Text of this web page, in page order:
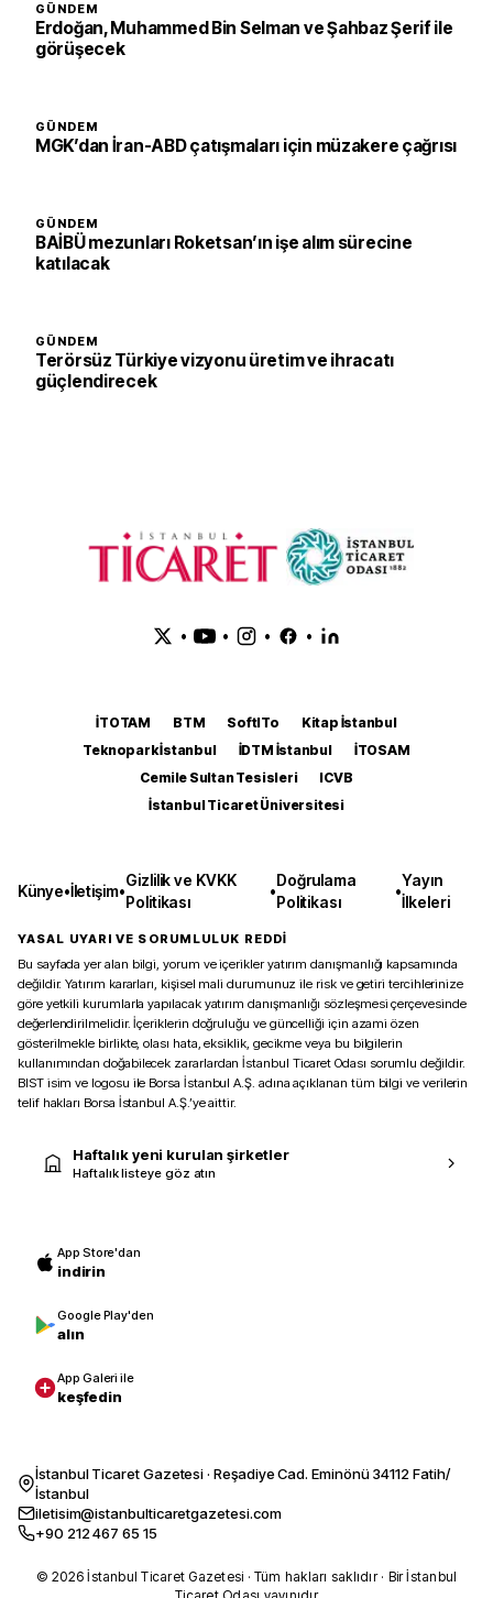
GÜNDEM
Erdoğan, Muhammed Bin Selman ve Şahbaz Şerif ile
görüşecek
GÜNDEM
MGK’dan İran-ABD çatışmaları için müzakere çağrısı
GÜNDEM
BAİBÜ mezunları Roketsan’ın işe alım sürecine
katılacak
GÜNDEM
Terörsüz Türkiye vizyonu üretim ve ihracatı
güçlendirecek
• • • •
İTOTAM BTM SoftITo
Kitap İstanbul
Teknopark İstanbul
İDTM İstanbul
İTOSAM
Cemile Sultan Tesisleri
ICVB
İstanbul Ticaret Üniversitesi
Künye•İletişim•
Gizlilik ve KVKK
Politikası
•
Doğrulama
Politikası
•
Yayın
İlkeleri
YASAL UYARI VE SORUMLULUK REDDİ
Bu sayfada yer alan bilgi, yorum ve içerikler yatırım danışmanlığı kapsamında
değildir. Yatırım kararları, kişisel mali durumunuz ile risk ve getiri tercihlerinize
göre yetkili kurumlarla yapılacak yatırım danışmanlığı sözleşmesi çerçevesinde
değerlendirilmelidir. İçeriklerin doğruluğu ve güncelliği için azami özen
gösterilmekle birlikte, olası hata, eksiklik, gecikme veya bu bilgilerin
kullanımından doğabilecek zararlardan İstanbul Ticaret Odası sorumlu değildir.
BIST isim ve logosu ile Borsa İstanbul A.Ş. adına açıklanan tüm bilgi ve verilerin
telif hakları Borsa İstanbul A.Ş.’ye aittir.
Haftalık yeni kurulan şirketler
Haftalık listeye göz atın
App Store'dan
indirin
Google Play'den
alın
App Galeri ile
keşfedin
İstanbul Ticaret Gazetesi · Reşadiye Cad. Eminönü 34112 Fatih/
İstanbul
iletisim@istanbulticaretgazetesi.com
+90 212 467 65 15
© 2026 İstanbul Ticaret Gazetesi · Tüm hakları saklıdır · Bir İstanbul